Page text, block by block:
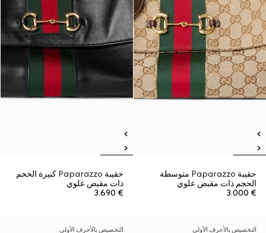
حقيبة Paparazzo متوسطة
الحجم ذات مقبض علوي
€ 3.000
حقيبة Paparazzo كبيرة الحجم
ذات مقبض علوي
€ 3.690
التخصيص بالأحرف الأولى التخصيص بالأحرف الأولى